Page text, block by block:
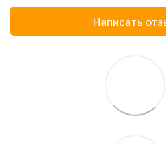
Написать